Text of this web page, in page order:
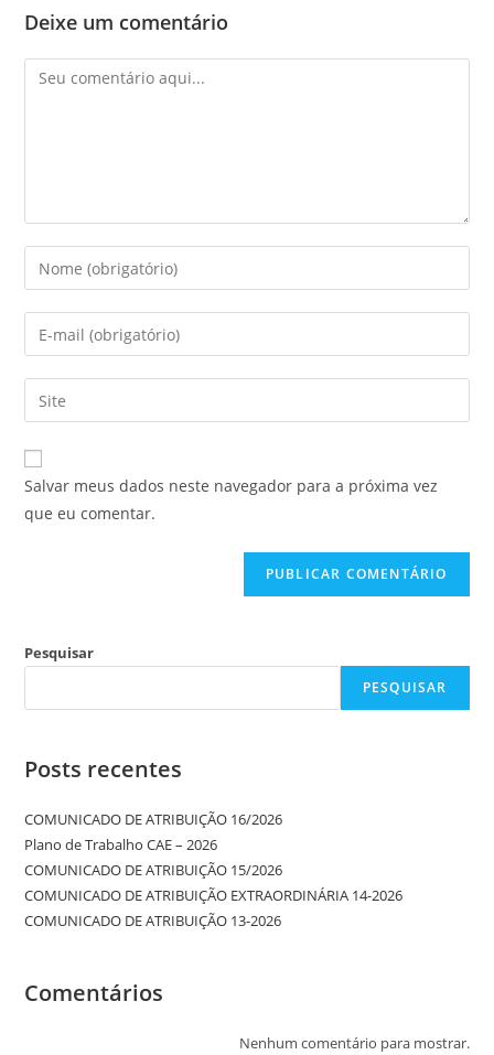
Deixe um comentário
Salvar meus dados neste navegador para a próxima vez
que eu comentar.
Pesquisar
PESQUISAR
Posts recentes
COMUNICADO DE ATRIBUIÇÃO 16/2026
Plano de Trabalho CAE – 2026
COMUNICADO DE ATRIBUIÇÃO 15/2026
COMUNICADO DE ATRIBUIÇÃO EXTRAORDINÁRIA 14-2026
COMUNICADO DE ATRIBUIÇÃO 13-2026
Comentários
Nenhum comentário para mostrar.